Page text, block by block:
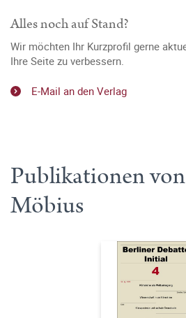
Alles noch auf Stand?
Wir möchten Ihr Kurzprofil gerne
Ihre Seite zu verbessern.
E-Mail an den Verlag
Publikationen
Möbius